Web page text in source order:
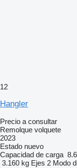
12
Hangler
Precio a consultar
Remolque volquete
2023
Estado nuevo
Capacidad de carga
3.160 kg Ejes 2 Modo